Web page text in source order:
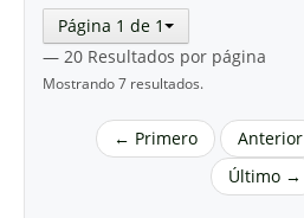
Página 1 de 1
— 20 Resultados por página
Mostrando 7 resultados.
← Primero Anterior
Último →